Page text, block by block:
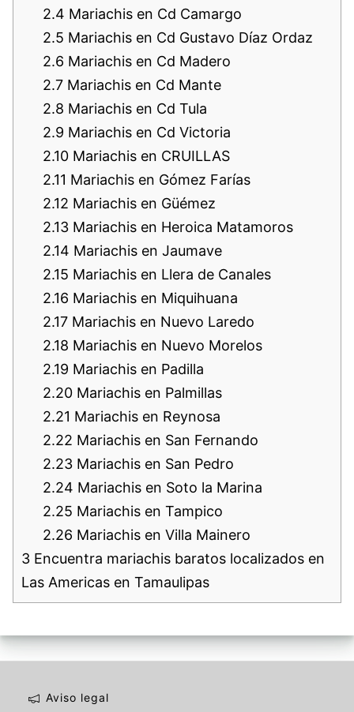
2.4 Mariachis en Cd Camargo
2.5 Mariachis en Cd Gustavo Díaz Ordaz
2.6 Mariachis en Cd Madero
2.7 Mariachis en Cd Mante
2.8 Mariachis en Cd Tula
2.9 Mariachis en Cd Victoria
2.10 Mariachis en CRUILLAS
2.11 Mariachis en Gómez Farías
2.12 Mariachis en Güémez
2.13 Mariachis en Heroica Matamoros
2.14 Mariachis en Jaumave
2.15 Mariachis en Llera de Canales
2.16 Mariachis en Miquihuana
2.17 Mariachis en Nuevo Laredo
2.18 Mariachis en Nuevo Morelos
2.19 Mariachis en Padilla
2.20 Mariachis en Palmillas
2.21 Mariachis en Reynosa
2.22 Mariachis en San Fernando
2.23 Mariachis en San Pedro
2.24 Mariachis en Soto la Marina
2.25 Mariachis en Tampico
2.26 Mariachis en Villa Mainero
3 Encuentra mariachis baratos localizados en
Las Americas en Tamaulipas
Aviso legal